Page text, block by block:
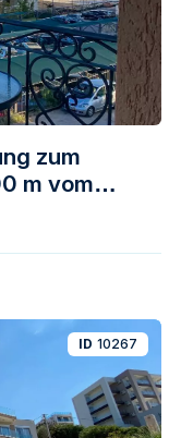
zum
m vom
ID 10267